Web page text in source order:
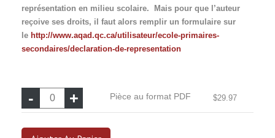
représentation en milieu scolaire. Mais pour que l’auteur
reçoive ses droits, il faut alors remplir un formulaire sur
le http://www.aqad.qc.ca/utilisateur/ecole-primaires-
secondaires/declaration-de-representation
quantité
de
Pièce au format PDF $29.97